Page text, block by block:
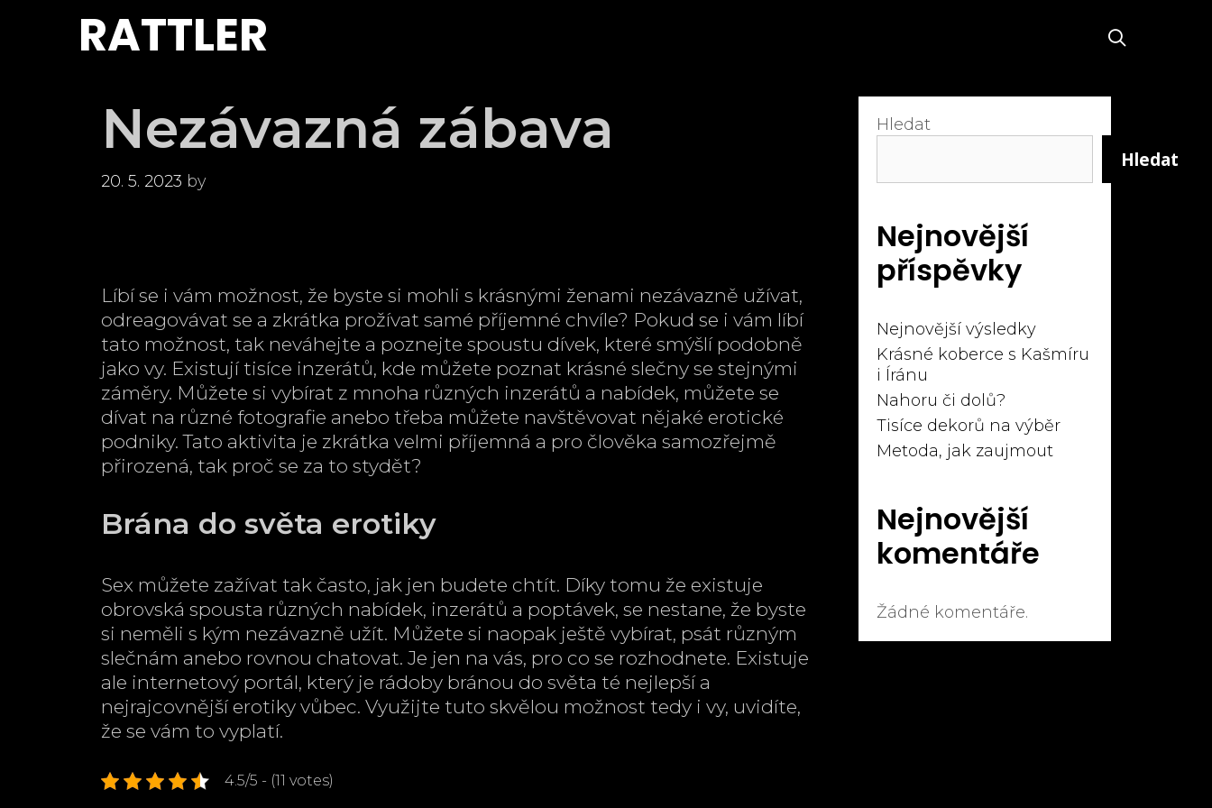
RATTLER
Nezávazná zábava
20. 5. 2023 by
Líbí se i vám možnost, že byste si mohli s krásnými ženami nezávazně užívat,
odreagovávat se a zkrátka prožívat samé příjemné chvíle? Pokud se i vám líbí
tato možnost, tak neváhejte a poznejte spoustu dívek, které smýšlí podobně
jako vy. Existují tisíce inzerátů, kde můžete poznat krásné slečny se stejnými
záměry. Můžete si vybírat z mnoha různých inzerátů a nabídek, můžete se
dívat na různé fotografie anebo třeba můžete navštěvovat nějaké erotické
podniky. Tato aktivita je zkrátka velmi příjemná a pro člověka samozřejmě
přirozená, tak proč se za to stydět?
Brána do světa erotiky
Sex můžete zažívat tak často, jak jen budete chtít. Díky tomu že existuje
obrovská spousta různých nabídek, inzerátů a poptávek, se nestane, že byste
si neměli s kým nezávazně užít. Můžete si naopak ještě vybírat, psát různým
slečnám anebo rovnou chatovat. Je jen na vás, pro co se rozhodnete. Existuje
ale internetový portál, který je rádoby bránou do světa té nejlepší a
nejrajcovnější erotiky vůbec. Využijte tuto skvělou možnost tedy i vy, uvidíte,
že se vám to vyplatí.
4.5/5 - (11 votes)
Hledat
Hledat
Nejnovější
příspěvky
Nejnovější výsledky
Krásné koberce s Kašmíru
i Íránu
Nahoru či dolů?
Tisíce dekorů na výběr
Metoda, jak zaujmout
Nejnovější
komentáře
Žádné komentáře.